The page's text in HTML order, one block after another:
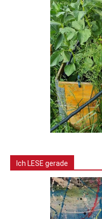
Ich LESE gerade